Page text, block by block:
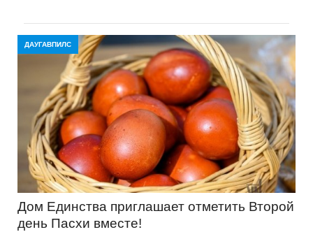
ДАУГАВПИЛС
Дом Единства приглашает отметить Второй
день Пасхи вместе!